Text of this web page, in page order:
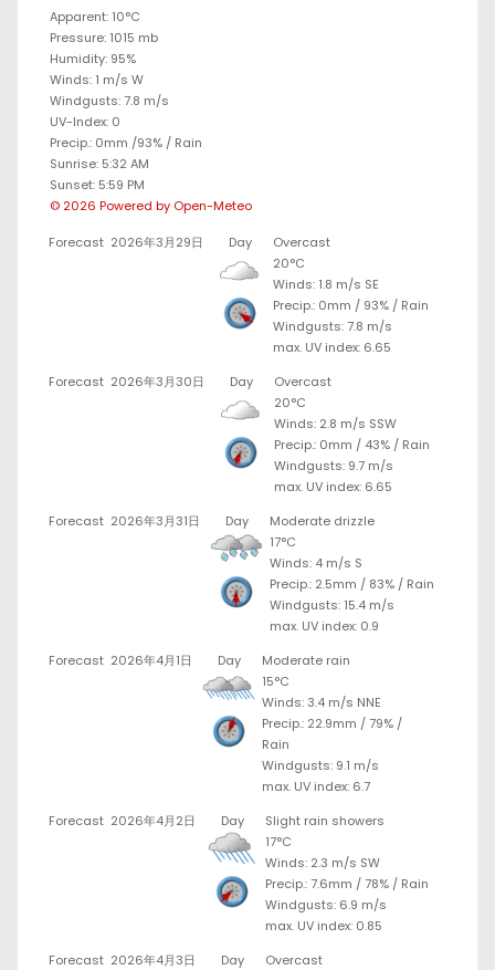
Apparent: 10°C
Pressure: 1015 mb
Humidity: 95%
Winds: 1 m/s W
Windgusts: 7.8 m/s
UV-Index: 0
Precip.: 0mm /93% / Rain
Sunrise: 5:32 AM
Sunset: 5:59 PM
© 2026 Powered by Open-Meteo
Forecast 2026年3月29日 Day
Overcast
20°C
Winds: 1.8 m/s SE
Precip.: 0mm / 93% / Rain
Windgusts: 7.8 m/s
max. UV index: 6.65
Forecast 2026年3月30日 Day
Overcast
20°C
Winds: 2.8 m/s SSW
Precip.: 0mm / 43% / Rain
Windgusts: 9.7 m/s
max. UV index: 6.65
Forecast 2026年3月31日 Day
Moderate drizzle
17°C
Winds: 4 m/s S
Precip.: 2.5mm / 83% / Rain
Windgusts: 15.4 m/s
max. UV index: 0.9
Forecast 2026年4月1日 Day
Moderate rain
15°C
Winds: 3.4 m/s NNE
Precip.: 22.9mm /79% /
Rain
Windgusts: 9.1 m/s
max. UV index: 6.7
Forecast 2026年4月2日 Day
Slight rain showers
17°C
Winds: 2.3 m/s SW
Precip.:7.6mm /78% / Rain
Windgusts: 6.9 m/s
max. UV index: 0.85
Forecast 2026年4月3日 Day
Overcast